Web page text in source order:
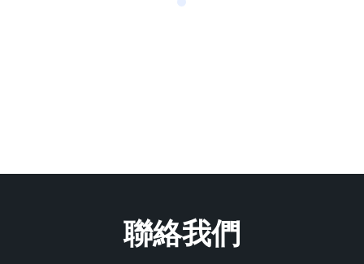
聯絡我們